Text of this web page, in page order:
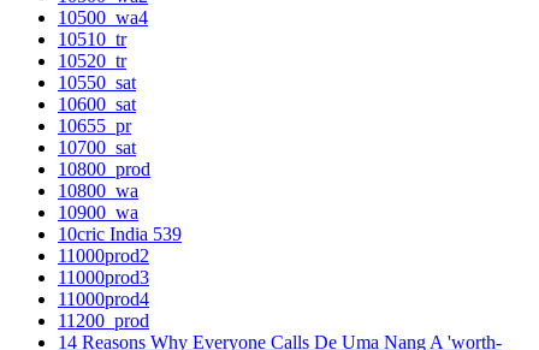
10500_wa4
10510_tr
10520_tr
10550_sat
10600_sat
10655_pr
10700_sat
10800_prod
10800_wa
10900_wa
10cric India 539
11000prod2
11000prod3
11000prod4
11200_prod
14 Reasons Why Everyone Calls De Uma Nang A 'worth-